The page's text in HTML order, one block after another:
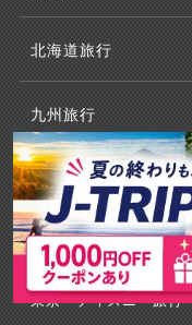
北海道旅行
九州旅行
南西諸島旅行
中国・四国旅行
東京・ディズニー旅行